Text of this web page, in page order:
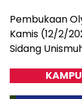
Pembukaan
Kamis (12/2/
Sidang